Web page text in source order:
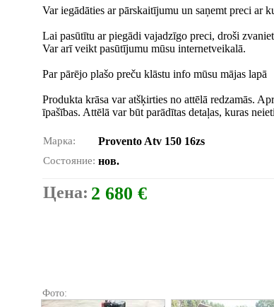
Var iegādāties ar pārskaitījumu un saņemt preci ar
Lai pasūtītu ar piegādi vajadzīgo preci, droši
Var arī veikt pasūtījumu mūsu internetveikalā.
Par pārējo plašo preču klāstu info mūsu mājas lapā
Produkta krāsa var atšķirties no attēlā redzamās.
īpašības. Attēlā var būt parādītas detaļas, kuras
Марка: Provento Atv 150 16zs
Состояние: нов.
Цена: 2 680 €
Фото: